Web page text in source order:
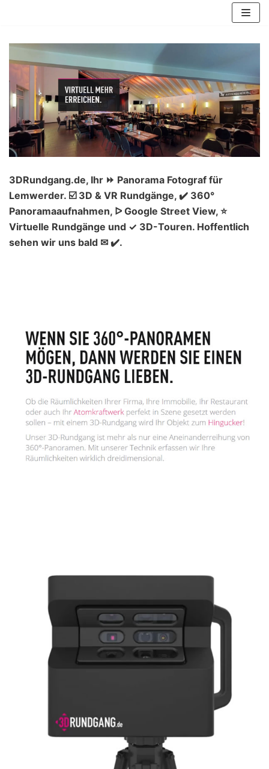
Inhalt
springen
3DRundgang.de, Ihr ⏩ Panorama Fotograf für
Lemwerder. ☑️ 3D & VR Rundgänge, ✔️ 360°
Panoramaaufnahmen, ᐅ Google Street View, ⭐
Virtuelle Rundgänge und ✓ 3D-Touren. Hoffentlich
sehen wir uns bald ✉ ✔️.